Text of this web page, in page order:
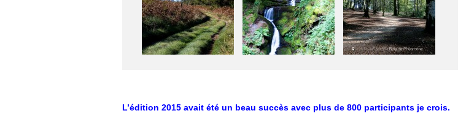
L’édition 2015 avait été un beau succès avec plus de 800 participants je crois.